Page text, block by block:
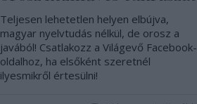
Teljesen lehetetlen helyen elbújva,
magyar nyelvtudás nélkül, de orosz a
javából! Csatlakozz a Világevő Facebook-
oldalhoz, ha elsőként szeretnél
ilyesmikről értesülni!